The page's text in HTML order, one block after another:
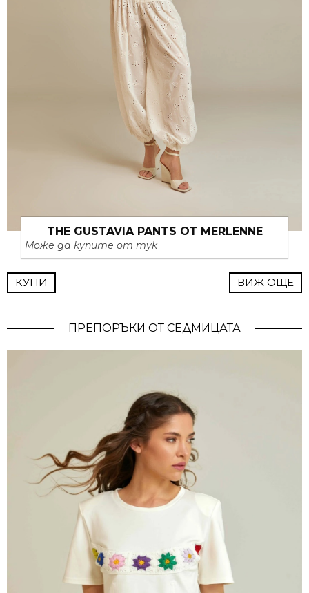
THE GUSTAVIA PANTS ОТ MERLENNE
Може да купите от тук
КУПИ ВИЖ ОЩЕ
ПРЕПОРЪКИ ОТ СЕДМИЦАТА